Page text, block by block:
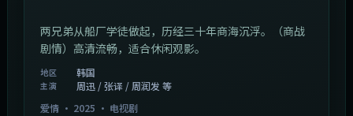
两兄弟从船厂学徒做起，历经三十年商海沉浮。（商战
剧情）高清流畅，适合休闲观影。
地区 韩国
主演
周迅 / 张译 / 周润发 等
爱情· 2025 · 电视剧